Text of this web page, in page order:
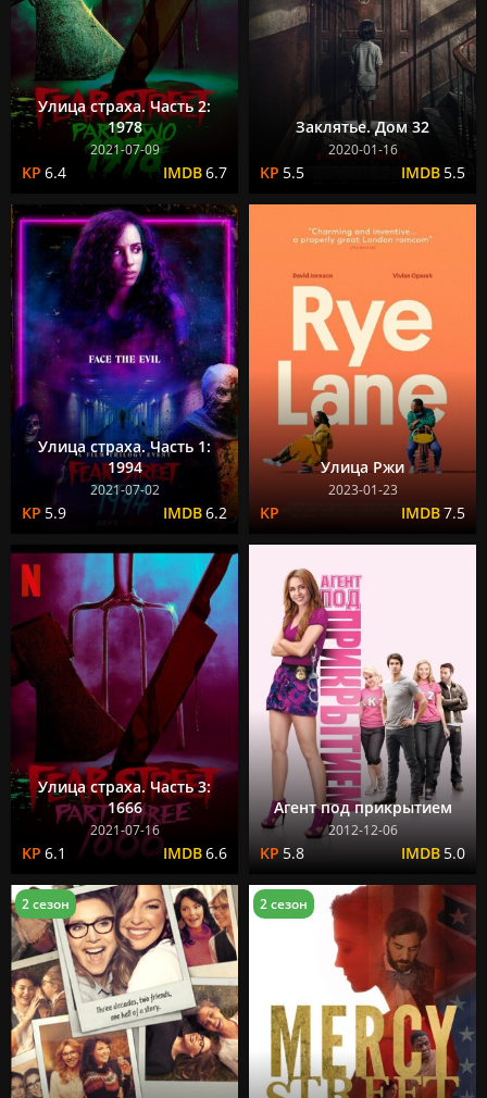
Улица страха. Часть 2:
1978
2021-07-09
6.4 6.7
Заклятье. Дом 32
2020-01-16
5.5 5.5
Улица страха. Часть 1:
1994
2021-07-02
5.9 6.2
Улица Ржи
2023-01-23
7.5
Улица страха. Часть 3:
1666
2021-07-16
6.1 6.6
Агент под прикрытием
2012-12-06
5.8 5.0
2 сезон 2 сезон